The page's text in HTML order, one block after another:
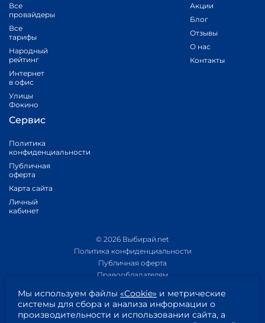
Все
провайдеры
Все
тарифы
Народный
рейтинг
Интернет
в офис
Улицы
Фокино
Акции
Блог
Отзывы
О нас
Контакты
Сервис
Политика
конфиденциальности
Публичная
оферта
Карта сайта
Личный
кабинет
© 2026 Выбирай.net
Политика конфиденциальности
Публичная оферта
Правообладателям
Приложение 1
Приложение 2
Мы используем файлы «Cookie» и метрические
системы для сбора и анализа информации о
производительности и использовании сайта, а